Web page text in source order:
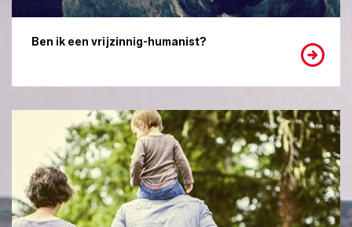
Ben ik een vrijzinnig-humanist?